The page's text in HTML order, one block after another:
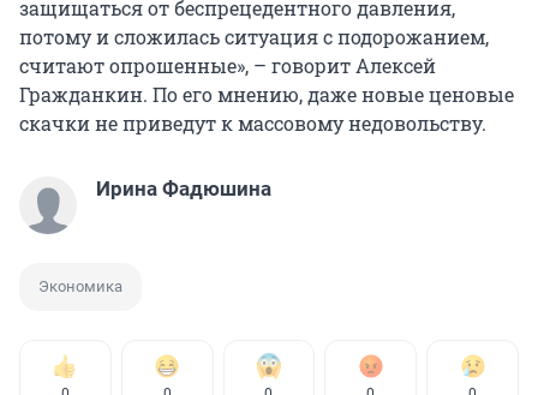
защищаться от беспрецедентного давления,
потому и сложилась ситуация с подорожанием,
считают опрошенные», – говорит Алексей
Гражданкин. По его мнению, даже новые ценовые
скачки не приведут к массовому недовольству.
Ирина Фадюшина
Экономика